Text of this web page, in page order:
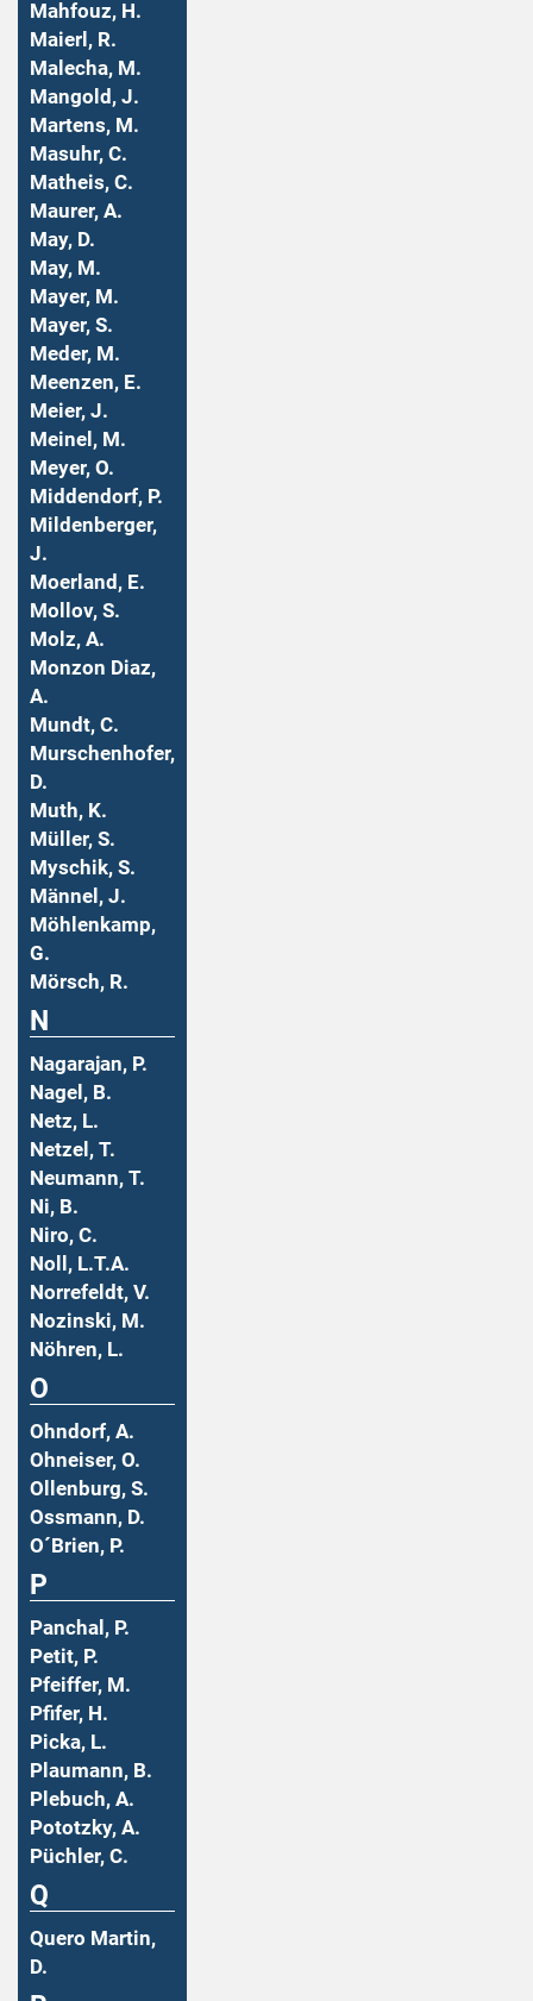
Mahfouz, H.
Maierl, R.
Malecha, M.
Mangold, J.
Martens, M.
Masuhr, C.
Matheis, C.
Maurer, A.
May, D.
May, M.
Mayer, M.
Mayer, S.
Meder, M.
Meenzen, E.
Meier, J.
Meinel, M.
Meyer, O.
Middendorf, P.
Mildenberger,
J.
Moerland, E.
Mollov, S.
Molz, A.
Monzon Diaz,
A.
Mundt, C.
Murschenhofer,
D.
Muth, K.
Müller, S.
Myschik, S.
Männel, J.
Möhlenkamp,
G.
Mörsch, R.
N
Nagarajan, P.
Nagel, B.
Netz, L.
Netzel, T.
Neumann, T.
Ni, B.
Niro, C.
Noll, L.T.A.
Norrefeldt, V.
Nozinski, M.
Nöhren, L.
O
Ohndorf, A.
Ohneiser, O.
Ollenburg, S.
Ossmann, D.
O´Brien, P.
P
Panchal, P.
Petit, P.
Pfeiffer, M.
Pfifer, H.
Picka, L.
Plaumann, B.
Plebuch, A.
Pototzky, A.
Püchler, C.
Q
Quero Martin,
D.